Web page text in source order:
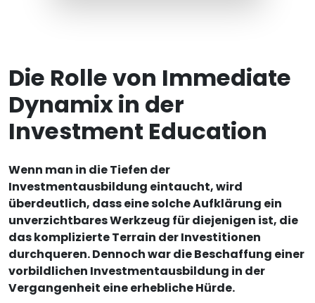
Die Rolle von Immediate
Dynamix in der
Investment Education
Wenn man in die Tiefen der
Investmentausbildung eintaucht, wird
überdeutlich, dass eine solche Aufklärung ein
unverzichtbares Werkzeug für diejenigen ist, die
das komplizierte Terrain der Investitionen
durchqueren. Dennoch war die Beschaffung einer
vorbildlichen Investmentausbildung in der
Vergangenheit eine erhebliche Hürde.